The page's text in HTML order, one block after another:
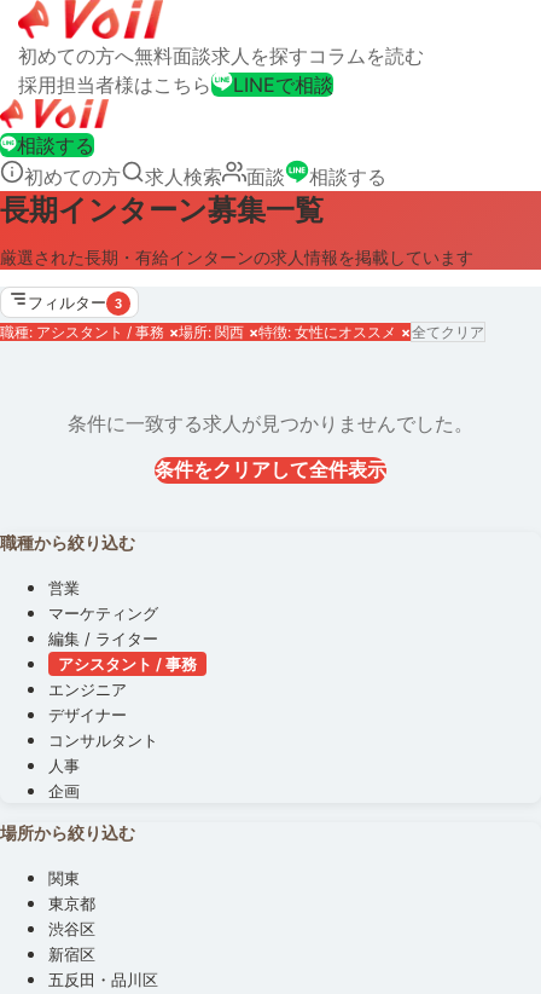
初めての方へ無料面談求人を探すコラムを読む
採用担当者様はこちら
LINEで相談
相談する
初めての方
求人検索 面談 相談する
長期インターン募集一覧
厳選された長期・有給インターンの求人情報を掲載しています
フィルター 3
職種: アシスタント / 事務 ×場所: 関西 ×特徴: 女性にオススメ ×全てクリア
条件に一致する求人が見つかりませんでした。
条件をクリアして全件表示
職種から絞り込む
営業
マーケティング
編集 / ライター
アシスタント / 事務
エンジニア
デザイナー
コンサルタント
人事
企画
場所から絞り込む
関東
東京都
渋谷区
新宿区
五反田・品川区